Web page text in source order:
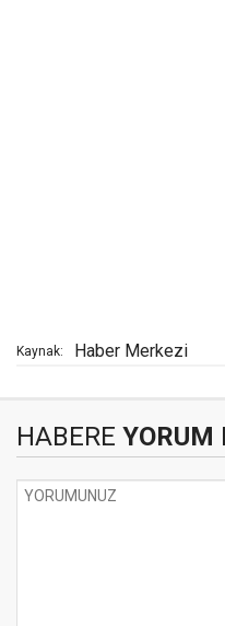
Kaynak: Haber Merkezi
HABERE YORUM